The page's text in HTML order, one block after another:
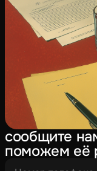
сообщите
поможем её